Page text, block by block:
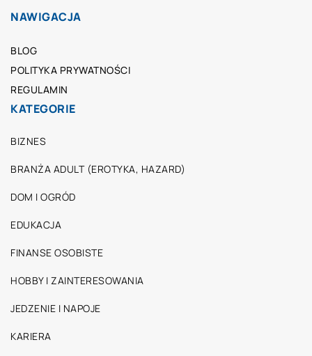
NAWIGACJA
BLOG
POLITYKA PRYWATNOŚCI
REGULAMIN
KATEGORIE
BIZNES
BRANŻA ADULT (EROTYKA, HAZARD)
DOM I OGRÓD
EDUKACJA
FINANSE OSOBISTE
HOBBY I ZAINTERESOWANIA
JEDZENIE I NAPOJE
KARIERA